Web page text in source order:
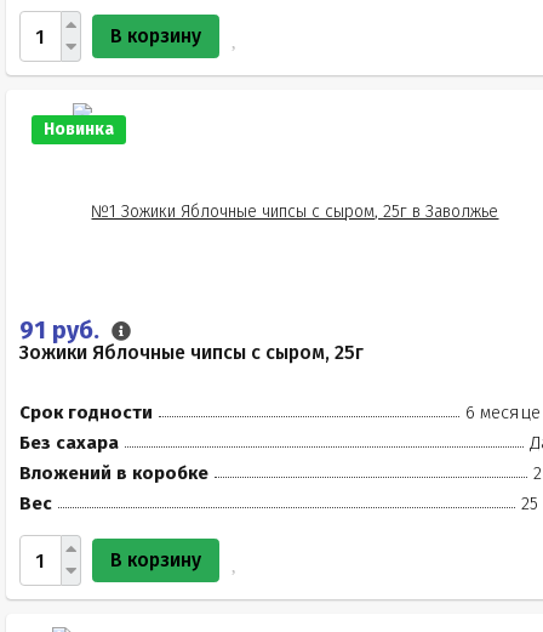
В корзину
Новинка
91 руб.
Зожики Яблочные чипсы с сыром, 25г
Срок годности
6
Без сахара
Вложений в коробке
Вес
25
В корзину